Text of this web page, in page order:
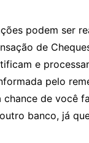
podem ser
de
e
pelo
de você
banco, já